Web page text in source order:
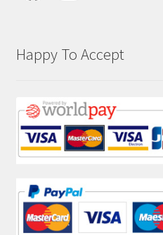
Happy To Accept